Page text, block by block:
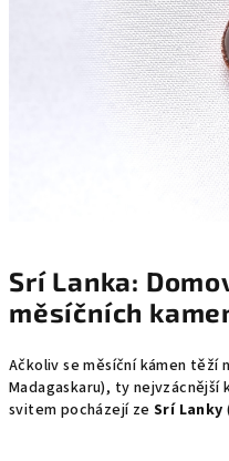
Srí Lanka:
měsíčních
Ačkoliv se měsíční kámen těží
Madagaskaru), ty
svitem pocházejí zeSrí Lanky